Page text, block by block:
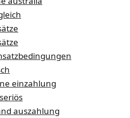
einzahlung
auszahlung